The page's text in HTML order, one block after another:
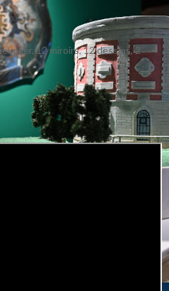
12 miroirs, 12 dessins, 2